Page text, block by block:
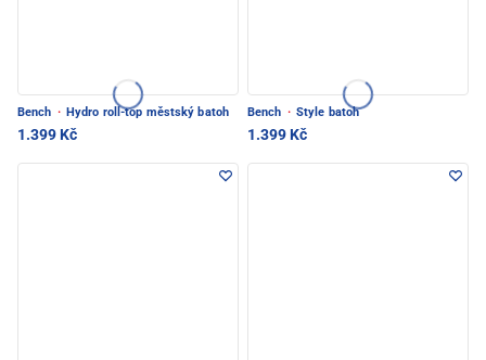
Bench · Hydro roll-top městský batoh
1.399 Kč
Bench · Style batoh
1.399 Kč